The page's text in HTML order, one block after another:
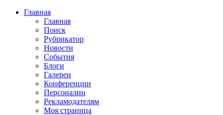
Skip to main content
Главная
Главная
Поиск
Рубрикатор
Новости
События
Блоги
Галереи
Конференции
Персоналии
Рекламодателям
Моя страница